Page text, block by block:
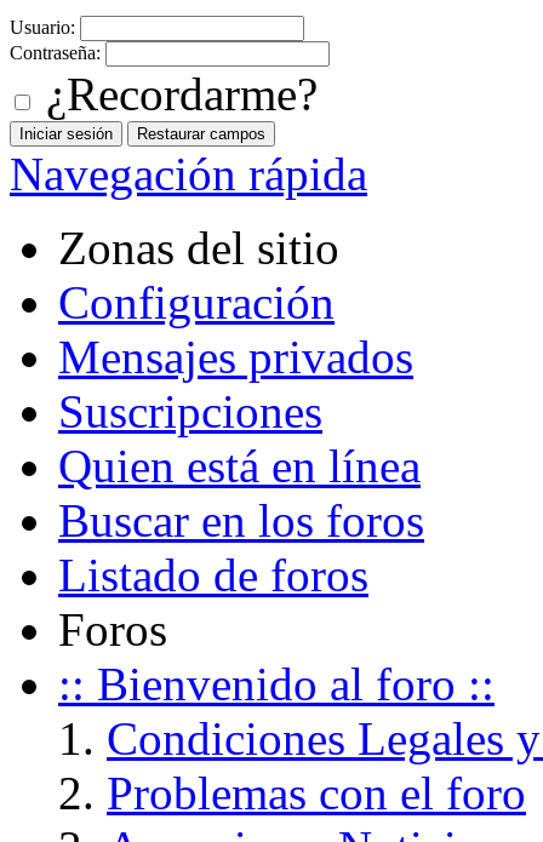
Usuario:
Contraseña:
¿Recordarme?
Navegación rápida
Zonas del sitio
Configuración
Mensajes privados
Suscripciones
Quien está en línea
Buscar en los foros
Listado de foros
Foros
:: Bienvenido al foro ::
Condiciones Legales
Problemas con el foro